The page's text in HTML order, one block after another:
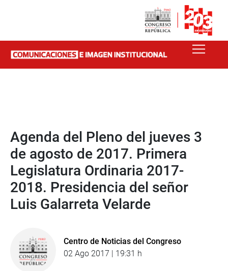
Agenda del Pleno del jueves 3
de agosto de 2017. Primera
Legislatura Ordinaria 2017-
2018. Presidencia del señor
Luis Galarreta Velarde
Centro de Noticias del Congreso
02 Ago 2017 | 19:31 h